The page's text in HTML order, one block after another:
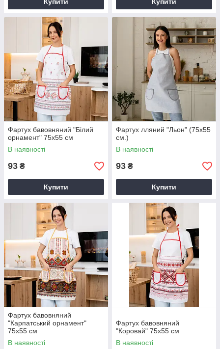
Фартух бавовняний "Білий
орнамент" 75х55 см
В наявності
93 ₴
Купити
Фартух лляний "Льон" (75х55
см.)
В наявності
93 ₴
Купити
Фартух бавовняний
"Карпатський орнамент"
75х55 см
В наявності
Фартух бавовняний
"Коровай" 75х55 см
В наявності